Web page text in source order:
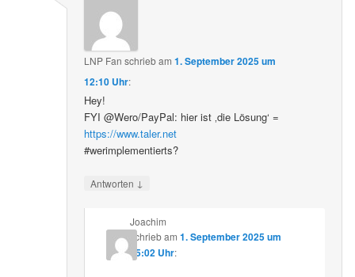
LNP Fan schriebam1. September 2025 um
12:10 Uhr:
Hey!
FYI @Wero/PayPal: hier ist ‚die Lösung‘ =
https://www.taler.net
#werimplementierts?
Antworten ↓
Joachim
schriebam 1. September 2025 um
15:02 Uhr: